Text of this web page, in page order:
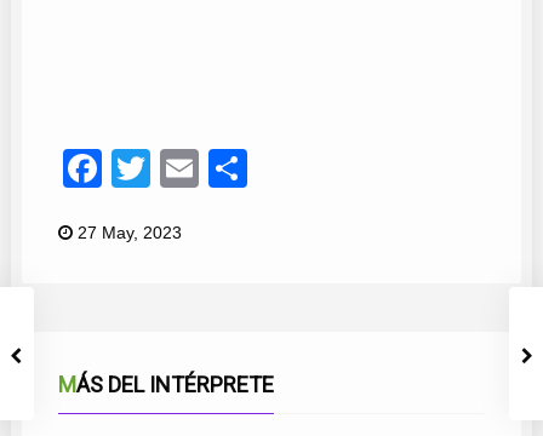
Facebook
TwitterEmail
27 May, 2023
MÁS DEL INTÉRPRETE